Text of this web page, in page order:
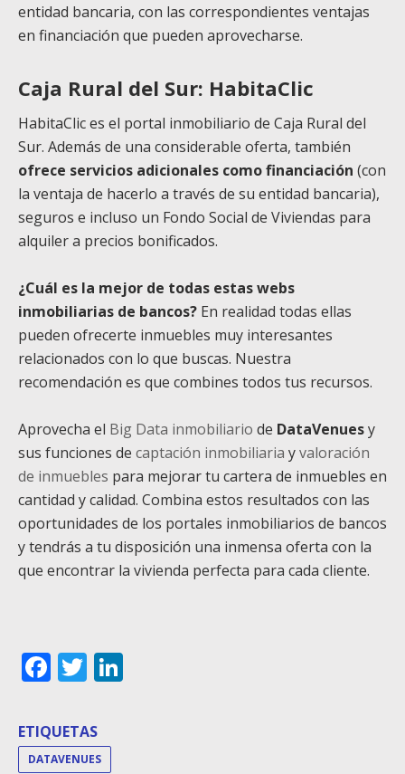
entidad bancaria, con las correspondientes ventajas
en financiación que pueden aprovecharse.
Caja Rural del Sur: HabitaClic
HabitaClic es el portal inmobiliario de Caja Rural del
Sur. Además de una considerable oferta, también
ofrece servicios adicionales como financiación (con
la ventaja de hacerlo a través de su entidad bancaria),
seguros e incluso un Fondo Social de Viviendas para
alquiler a precios bonificados.
¿Cuál es la mejor de todas estas webs
inmobiliarias de bancos? En realidad todas ellas
pueden ofrecerte inmuebles muy interesantes
relacionados con lo que buscas. Nuestra
recomendación es que combines todos tus recursos.
Aprovecha el Big Data inmobiliario de DataVenuesy
sus funciones de captación inmobiliaria yvaloración
de inmuebles para mejorar tu cartera de inmuebles en
cantidad y calidad. Combina estos resultados con las
oportunidades de los portales inmobiliarios de bancos
y tendrás a tu disposición una inmensa oferta con la
que encontrar la vivienda perfecta para cada cliente.
Facebook
Twitter
ETIQUETAS
DATAVENUES